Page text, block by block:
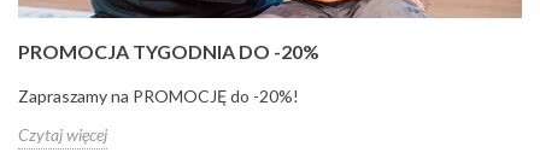
PROMOCJA TYGODNIA DO -20%
Zapraszamy na PROMOCJĘ do -20%!
Czytaj więcej